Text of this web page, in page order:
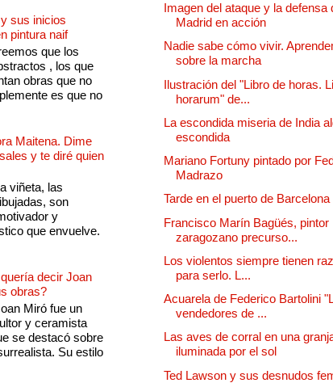
sus inicios
pintura naif
que los
, los que
obras que no
es que no
Maitena. Dime
y te diré quien
viñeta, las
son
y
que envuelve.
decir Joan
obras?
Miró fue un
y ceramista
se destacó sobre
Su estilo
Imagen del ataque y la defensa
Madrid en acción
Nadie sabe cómo vivir.
sobre la marcha
Ilustración del "Libro de horas.
horarum" de...
La escondida miseria de India
escondida
Mariano Fortuny pintado por
Madrazo
Tarde en el puerto de Barcelona
Francisco Marín Bagüés, pintor
zaragozano precurso...
Los violentos siempre tienen
para serlo. L...
Acuarela de Federico Bartolini
vendedores de ...
Las aves de corral en una
iluminada por el sol
Ted Lawson y sus desnudos